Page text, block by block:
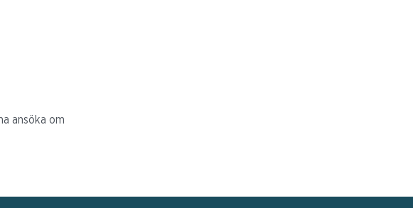
ansöka om